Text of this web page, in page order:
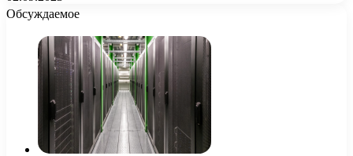
Обсуждаемое